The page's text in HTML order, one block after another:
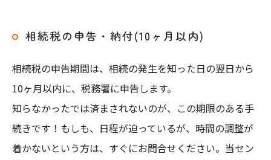
相続税の申告・納付(10ヶ月以内)
相続税の申告期間は、相続の発生を知った日の翌日から
10ヶ月以内に、税務署に申告します。
知らなかったでは済まされないのが、この期限のある手
続きです！もしも、日程が迫っているが、時間の調整が
着かないという方は、すぐにお問合せください。当セン